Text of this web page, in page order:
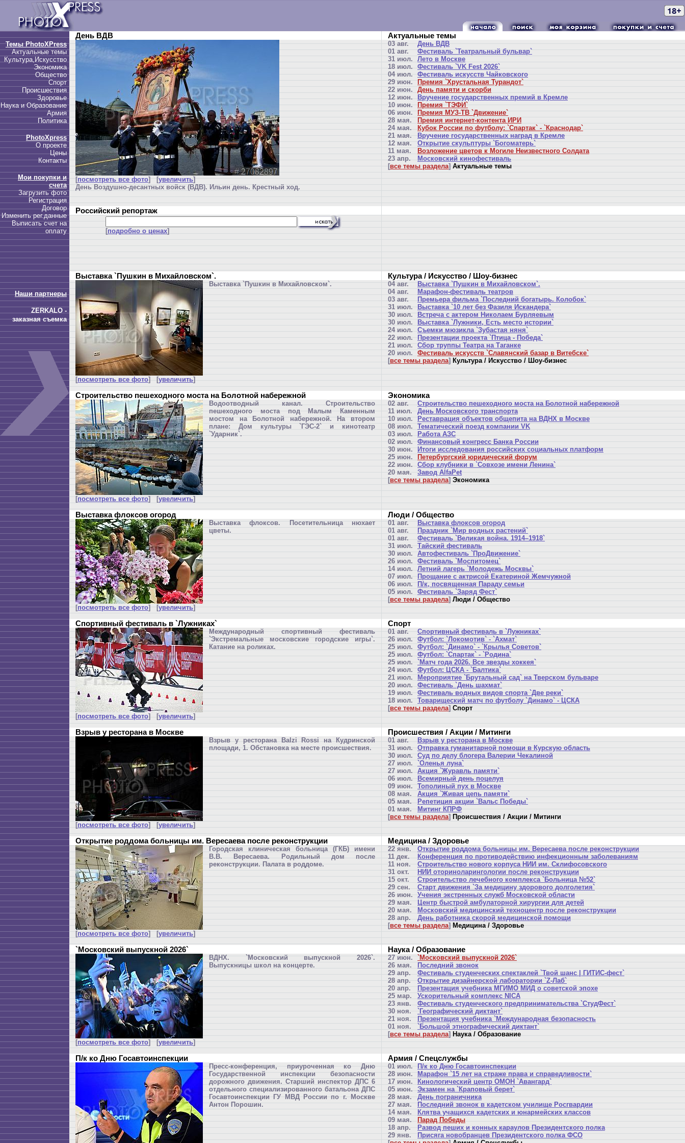
Темы PhotoXPress
Актуальные темы
Культура,Искусство
Экономика
Общество
Спорт
Происшествия
Здоровье
Наука и Образование
Армия
Политика
PhotoXpress
О проекте
Цены
Контакты
Мои покупки и
счета
Загрузить фото
Регистрация
Договор
Изменить рег.данные
Выписать счет на
оплату
Наши партнеры
ZERKALO -
заказная съемка
День ВДВ Актуальные темы
[посмотреть все фото] [увеличить]
День Воздушно-десантных войск (ВДВ). Ильин день. Крестный ход.
03 авг.
День ВДВ
01 авг.
Фестиваль `Театральный бульвар`
31 июл.
Лето в Москве
18 июл.
Фестиваль `VK Fest 2026`
04 июл.
Фестиваль искусств Чайковского
29 июн.
Премия `Хрустальная Турандот`
22 июн.
День памяти и скорби
12 июн.
Вручение государственных премий в Кремле
10 июн.
Премия `ТЭФИ`
06 июн.
Премия МУЗ-ТВ `Движение`
28 мая.
Премия интернет-контента ИРИ
24 мая.
Кубок России по футболу: `Спартак` - `Краснодар`
21 мая.
Вручение государственных наград в Кремле
12 мая.
Открытие скульптуры `Богоматерь`
11 мая.
Возложение цветов к Могиле Неизвестного Солдата
23 апр.
Московский кинофестиваль
[все темы раздела] Актуальные темы
Российский репортаж
[подробно о ценах]
Выставка `Пушкин в Михайловском`. Культура / Искусство / Шоу-бизнес
Выставка `Пушкин в Михайловском`.
[посмотреть все фото] [увеличить]
04 авг.
Выставка `Пушкин в Михайловском`.
04 авг.
Марафон-фестиваль театров
03 авг.
Премьера фильма `Последний богатырь. Колобок`
31 июл.
Выставка `10 лет без Фазиля Искандера`
30 июл.
Встреча с актером Николаем Бурляевым
30 июл.
Выставка `Лужники, Есть место истории`
24 июл.
Съемки мюзикла `Зубастая няня`
22 июл.
Презентации проекта `Птица - Победа`
21 июл.
Сбор труппы Театра на Таганке
20 июл.
Фестиваль искусств `Славянский базар в Витебске`
[все темы раздела] Культура / Искусство / Шоу-бизнес
Строительство пешеходного моста на Болотной набережной Экономика
Водоотводный канал. Строительство
пешеходного моста под Малым Каменным
мостом на Болотной набережной. На втором
плане: Дом культуры `ГЭС-2` и кинотеатр
`Ударник`.
[посмотреть все фото] [увеличить]
02 авг.
Строительство пешеходного моста на Болотной набережной
11 июл.
День Московского транспорта
10 июл.
Реставрация объектов общепита на ВДНХ в Москве
08 июл.
Тематический поезд компании VK
03 июл.
Работа АЗС
02 июл.
Финансовый конгресс Банка России
30 июн.
Итоги исследования российских социальных платформ
25 июн.
Петербургский юридический форум
22 июн.
Сбор клубники в `Совхозе имени Ленина`
20 мая.
Завод AlfaPet
[все темы раздела] Экономика
Выставка флоксов огород Люди / Общество
Выставка флоксов. Посетительница нюхает
цветы.
[посмотреть все фото] [увеличить]
01 авг.
Выставка флоксов огород
01 авг.
Праздник `Мир водных растений`
01 авг.
Фестиваль `Великая война. 1914–1918`
31 июл.
Тайский фестиваль
30 июл.
Автофестиваль `ПроДвижение`
26 июл.
Фестиваль `Моспитомец`
14 июл.
Летний лагерь `Молодежь Москвы`
07 июл.
Прощание с актрисой Екатериной Жемчужной
06 июл.
П/к, посвященная Параду семьи
05 июл.
Фестиваль `Заряд Фест`
[все темы раздела] Люди / Общество
Спортивный фестиваль в `Лужниках` Спорт
Международный спортивный фестиваль
`Экстремальные московские городские игры`.
Катание на роликах.
[посмотреть все фото] [увеличить]
01 авг.
Спортивный фестиваль в `Лужниках`
26 июл.
Футбол: `Локомотив` - `Ахмат`
25 июл.
Футбол: `Динамо` - `Крылья Советов`
25 июл.
Футбол: `Спартак` - `Родина`
25 июл.
`Матч года 2026. Все звезды хоккея`
24 июл.
Футбол: ЦСКА - `Балтика`
21 июл.
Мероприятие `Брутальный сад` на Тверском бульваре
20 июл.
Фестиваль `День шахмат`
19 июл.
Фестиваль водных видов спорта `Две реки`
18 июл.
Товарищеский матч по футболу `Динамо` - ЦСКА
[все темы раздела] Спорт
Взрыв у ресторана в Москве Происшествия / Акции / Митинги
Взрыв у ресторана Balzi Rossi на Кудринской
площади, 1. Обстановка на месте происшествия.
[посмотреть все фото] [увеличить]
01 авг.
Взрыв у ресторана в Москве
31 июл.
Отправка гуманитарной помощи в Курскую область
30 июл.
Суд по делу блогера Валерии Чекалиной
27 июл.
`Оленья луна`
27 июл.
Акция `Журавль памяти`
06 июл.
Всемирный день поцелуя
09 июн.
Тополиный пух в Москве
08 мая.
Акция `Живая цепь памяти`
05 мая.
Репетиция акции `Вальс Победы`
01 мая.
Митинг КПРФ
[все темы раздела] Происшествия / Акции / Митинги
Открытие роддома больницы им. Вересаева после реконструкции Медицина / Здоровье
Городская клиническая больница (ГКБ) имени
В.В. Вересаева. Родильный дом после
реконструкции. Палата в роддоме.
[посмотреть все фото] [увеличить]
22 янв.
Открытие роддома больницы им. Вересаева после реконструкции
11 дек.
Конференция по противодействию инфекционным заболеваниям
11 ноя.
Строительство нового корпуса НИИ им. Склифосовского
31 окт.
НИИ оториноларингологии после реконструкции
15 окт.
Строительство лечебного комплекса `Больница №52`
29 сен.
Старт движения `За медицину здорового долголетия`
26 июн.
Учения экстренных служб Московской области
29 мая.
Центр быстрой амбулаторной хирургии для детей
20 мая.
Московский медицинский техноцентр после реконструкции
28 апр.
День работника скорой медицинской помощи
[все темы раздела] Медицина / Здоровье
`Московский выпускной 2026` Наука / Образование
ВДНХ. `Московский выпускной 2026`.
Выпускницы школ на концерте.
[посмотреть все фото] [увеличить]
27 июн.
`Московский выпускной 2026`
26 мая.
Последний звонок
29 апр.
Фестиваль студенческих спектаклей `Твой шанс | ГИТИС-фест`
28 апр.
Открытие дизайнерской лаборатории `Z-Лаб`
20 апр.
Презентация учебника МГИМО МИД о советской эпохе
25 мар.
Ускорительный комплекс NICA
23 янв.
Фестиваль студенческого предпринимательства `СтудФест`
30 ноя.
`Географический диктант`
21 ноя.
Презентация учебника `Международная безопасность
01 ноя.
`Большой этнографический диктант`
[все темы раздела] Наука / Образование
П/к ко Дню Госавтоинспекции Армия / Спецслужбы
Пресс-конференция, приуроченная ко Дню
Государственной инспекции безопасности
дорожного движения. Старший инспектор ДПС 6
отдельного специализированного батальона ДПС
Госавтоинспекции ГУ МВД России по г. Москве
Антон Порошин.
01 июл.
П/к ко Дню Госавтоинспекции
28 июн.
Марафон `15 лет на страже права и справедливости`
17 июн.
Кинологический центр ОМОН `Авангард`
05 июн.
Экзамен на `Краповый берет`
28 мая.
День пограничника
27 мая.
Последний звонок в кадетском училище Росгвардии
14 мая.
Клятва учащихся кадетских и юнармейских классов
09 мая.
Парад Победы
18 апр.
Развод пеших и конных караулов Президентского полка
29 янв.
Присяга новобранцев Президентского полка ФСО